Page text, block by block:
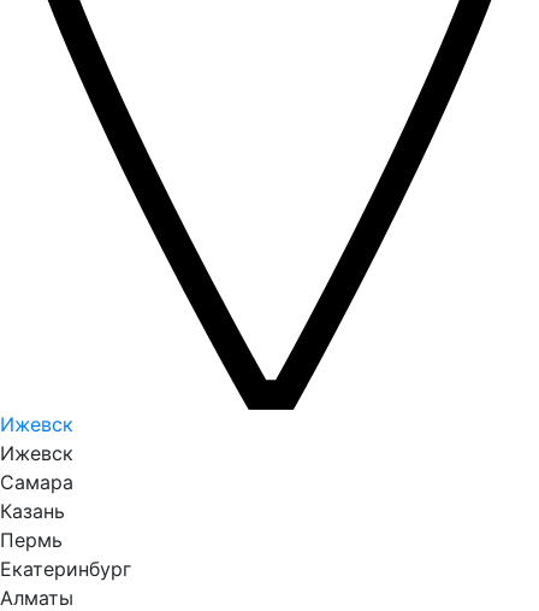
Ижевск
Ижевск
Самара
Казань
Пермь
Екатеринбург
Алматы